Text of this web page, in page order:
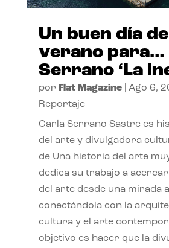
Un buen día de
verano para…
Serrano ‘La
por Flat Magazine| Ago 6,
Reportaje
Carla Serrano Sastre es
del arte y divulgadora
de Una historia del arte
dedica su trabajo a
del arte desde una mirada
conectándola con la
cultura y el arte
objetivo es hacer que la